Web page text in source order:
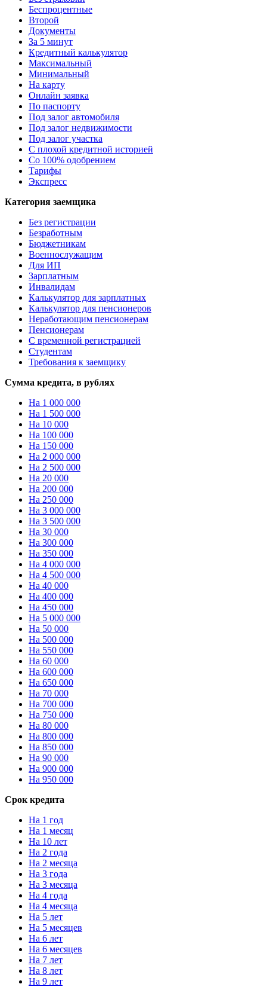
Беспроцентные
Второй
Документы
За 5 минут
Кредитный калькулятор
Максимальный
Минимальный
На карту
Онлайн заявка
По паспорту
Под залог автомобиля
Под залог недвижимости
Под залог участка
С плохой кредитной историей
Со 100% одобрением
Тарифы
Экспресс
Категория заемщика
Без регистрации
Безработным
Бюджетникам
Военнослужащим
Для ИП
Зарплатным
Инвалидам
Калькулятор для зарплатных
Калькулятор для пенсионеров
Неработающим пенсионерам
Пенсионерам
С временной регистрацией
Студентам
Требования к заемщику
Сумма кредита, в рублях
На 1 000 000
На 1 500 000
На 10 000
На 100 000
На 150 000
На 2 000 000
На 2 500 000
На 20 000
На 200 000
На 250 000
На 3 000 000
На 3 500 000
На 30 000
На 300 000
На 350 000
На 4 000 000
На 4 500 000
На 40 000
На 400 000
На 450 000
На 5 000 000
На 50 000
На 500 000
На 550 000
На 60 000
На 600 000
На 650 000
На 70 000
На 700 000
На 750 000
На 80 000
На 800 000
На 850 000
На 90 000
На 900 000
На 950 000
Срок кредита
На 1 год
На 1 месяц
На 10 лет
На 2 года
На 2 месяца
На 3 года
На 3 месяца
На 4 года
На 4 месяца
На 5 лет
На 5 месяцев
На 6 лет
На 6 месяцев
На 7 лет
На 8 лет
На 9 лет